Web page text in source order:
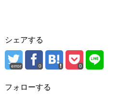
シェアする
error 0 0
フォローする